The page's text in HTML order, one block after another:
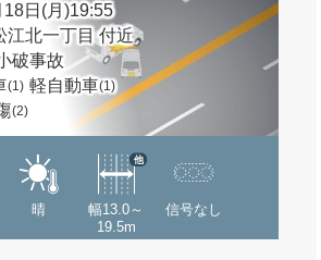
日(月)19:55
江北一丁目 付近
破事故
(1) 軽自動車(1)
(2)
晴
幅13.0～
19.5m
他
信号なし